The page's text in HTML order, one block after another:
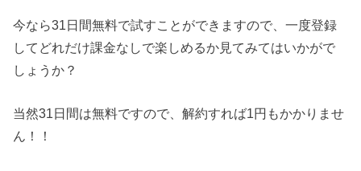
今なら31日間無料で試すことができますので、一度登録
してどれだけ課金なしで楽しめるか見てみてはいかがで
しょうか？
当然31日間は無料ですので、解約すれば1円もかかりませ
ん！！